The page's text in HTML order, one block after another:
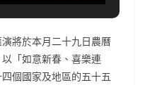
將於本月二十九日農曆
「如意新春、喜樂連
個國家及地區的五十五